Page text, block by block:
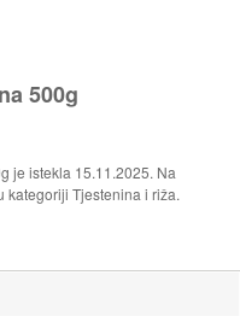
500g
je istekla 15.11.2025. Na
kategoriji Tjestenina i riža.